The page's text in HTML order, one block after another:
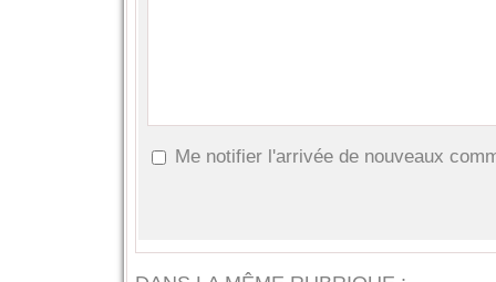
Me notifier l'arrivée de nouveaux